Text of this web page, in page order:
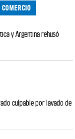
y Argentina rehusó
culpable por lavado de